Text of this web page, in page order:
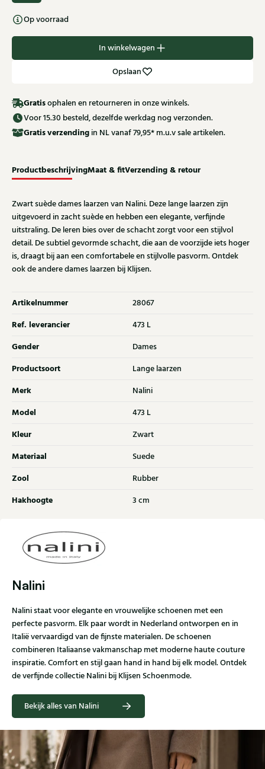
Op voorraad
In winkelwagen
Opslaan
Gratisophalen en retourneren in onze winkels.
Voor 15.30 besteld, dezelfde werkdag nog verzonden.
Gratisverzending in NL vanaf 79,95* m.u.v sale artikelen.
ProductbeschrijvingMaat & fitVerzending & retour
Zwart suède dames laarzen van Nalini. Deze lange laarzen zijn
uitgevoerd in zacht suède en hebben een elegante, verfijnde
uitstraling. De leren bies over de schacht zorgt voor een stijlvol
detail. De subtiel gevormde schacht, die aan de voorzijde iets hoger
is, draagt bij aan een comfortabele en stijlvolle pasvorm. Ontdek
ook de andere dames laarzen bij Klijsen.
Artikelnummer 28067
Ref. leverancier 473 L
Gender Dames
Productsoort Lange laarzen
Merk Nalini
Model 473 L
Kleur Zwart
Materiaal Suede
Zool Rubber
Hakhoogte 3 cm
Nalini
Nalini staat voor elegante en vrouwelijke schoenen met een
perfecte pasvorm. Elk paar wordt in Nederland ontworpen en in
Italië vervaardigd van de fijnste materialen. De schoenen
combineren Italiaanse vakmanschap met moderne haute couture
inspiratie. Comfort en stijl gaan hand in hand bij elk model. Ontdek
de verfijnde collectie Nalini bij Klijsen Schoenmode.
Bekijk alles van Nalini